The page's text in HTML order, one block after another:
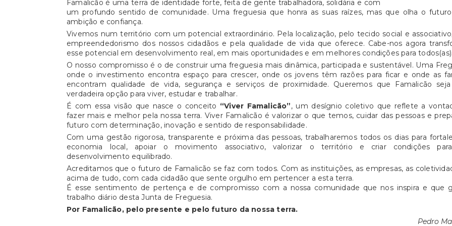
a saúde, envolvendo diferentes públicos e promovendo estilos de vida mais saudáveis na
Freguesia de Famalicão.
Famalicão é uma terra de identidade forte, feita de gente trabalhadora, solidária e com
um profundo sentido de comunidade. Uma freguesia que honra as suas raízes, mas que olha o
ambição e confiança.
Vivemos num território com um potencial extraordinário. Pela localização, pelo tecido social e
empreendedorismo dos nossos cidadãos e pela qualidade de vida que oferece. Cabe-nos agora
esse potencial em desenvolvimento real, em mais oportunidades e em melhores condições para todos(as).
O nosso compromisso é o de construir uma freguesia mais dinâmica, participada e sustentável. Uma
onde o investimento encontra espaço para crescer, onde os jovens têm razões para ficar e onde as
encontram qualidade de vida, segurança e serviços de proximidade. Queremos que Famalicão
verdadeira opção para viver, estudar e trabalhar.
É com essa visão que nasce o conceito “Viver Famalicão”,um desígnio coletivo que reflete a
fazer mais e melhor pela nossa terra. Viver Famalicão é valorizar o que temos, cuidar das pessoas e
futuro com determinação, inovação e sentido de responsabilidade.
Com uma gestão rigorosa, transparente e próxima das pessoas, trabalharemos todos os dias para
economia local, apoiar o movimento associativo, valorizar o território e criar condições
desenvolvimento equilibrado.
Acreditamos que o futuro de Famalicão se faz com todos. Com as instituições, as empresas, as
acima de tudo, com cada cidadão que sente orgulho em pertencer a esta terra.
É esse sentimento de pertença e de compromisso com a nossa comunidade que nos inspira e que
trabalho diário desta Junta de Freguesia.
Por Famalicão, pelo presente e pelo futuro da nossa terra.
Pedro